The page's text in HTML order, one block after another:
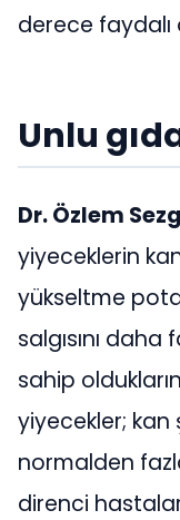
derece faydalı
Unlu
Dr. Özlem
yiyeceklerin
yükseltme
salgısını
sahip
yiyecekler;
normalden
direnci